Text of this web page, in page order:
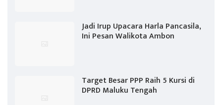
Jadi Irup Upacara Harla Pancasila,
Ini Pesan Walikota Ambon
Target Besar PPP Raih 5 Kursi di
DPRD Maluku Tengah